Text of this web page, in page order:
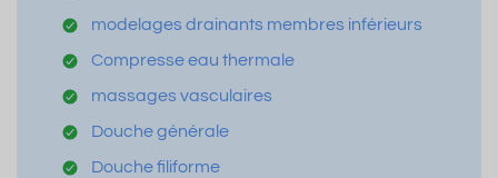
modelages drainants membres inférieurs
Compresse eau thermale
massages vasculaires
Douche générale
Douche filiforme